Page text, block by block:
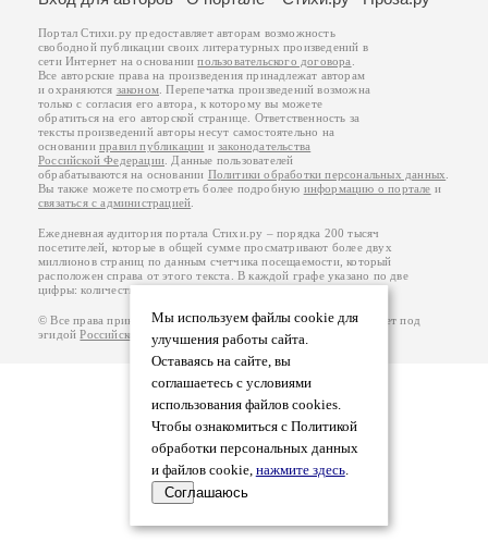
Мы используем файлы cookie для
улучшения работы сайта.
Оставаясь на сайте, вы
соглашаетесь с условиями
использования файлов cookies.
Чтобы ознакомиться с Политикой
обработки персональных данных
и файлов cookie, нажмите здесь.
Соглашаюсь
Портал Стихи.ру предоставляет авторам возможность
свободной публикации своих литературных произведений в
сети Интернет на основаниипользовательского договора
Все авторские права на произведения принадлежат авторам
и охраняются законом . Перепечатка произведений возможна
только с согласия его автора, к которому вы можете
обратиться на его авторской странице. Ответственность за
тексты произведений авторы несут самостоятельно на
основанииправил публикации изаконодательства
Российской Федерации . Данные пользователей
обрабатываются на основании Политики обработки персональных данных
Вы также можете посмотреть более подробную информацию о портале и
связаться с администрацией
Ежедневная аудитория портала Стихи.ру – порядка 200 тысяч
посетителей, которые в общей сумме просматривают более двух
миллионов страниц по данным счетчика посещаемости, который
расположен справа от этого текста. В каждой графе указано по две
цифры: количество просмотров и количество посетителей.
© Все права принадлежат авторам, 2000-2026. Портал работает под
эгидойРоссийского союза писателей.